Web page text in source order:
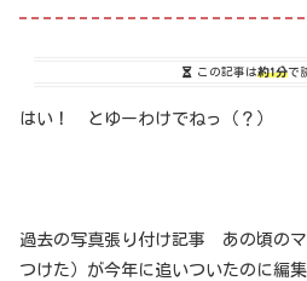
この記事は約1分で
はい！ とゆーわけでねっ（？）
過去の写真張り付け記事 あの頃の
つけた）が今年に追いついたのに編